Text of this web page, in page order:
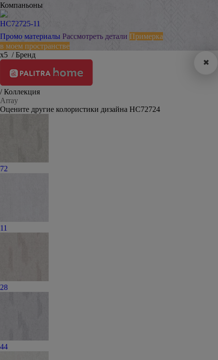
Компаньоны
HC72725-11
Промо материалы Рассмотреть детали Примерка
в моем пространстве
х5
✖
/ Бренд
/ Коллекция
Array
Оцените другие колористики дизайна HC72724
72
11
28
44